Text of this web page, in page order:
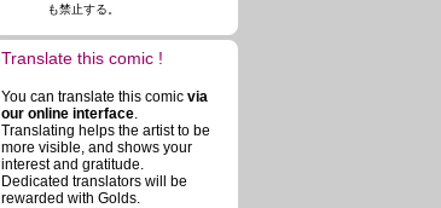
も禁止する。
Translate this comic !
You can translate this comic via
our online interface.
Translating helps the artist to be
more visible, and shows your
interest and gratitude.
Dedicated translators will be
rewarded with Golds.